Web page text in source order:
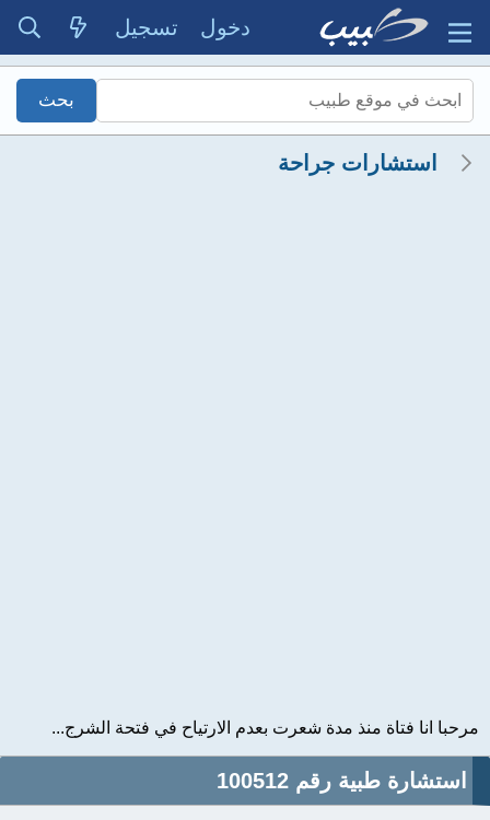
دخول تسجيل
استشارات جراحة
مرحبا انا فتاة منذ مدة شعرت بعدم الارتياح في فتحة الشرج...
استشارة طبية رقم 100512